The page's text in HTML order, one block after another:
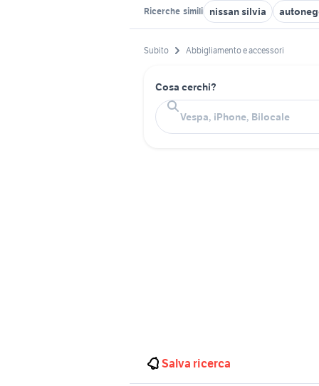
Ricerche simili nissan silvia
Subito Abbigliamento e accessori
Cosa cerchi?
Salva ricerca